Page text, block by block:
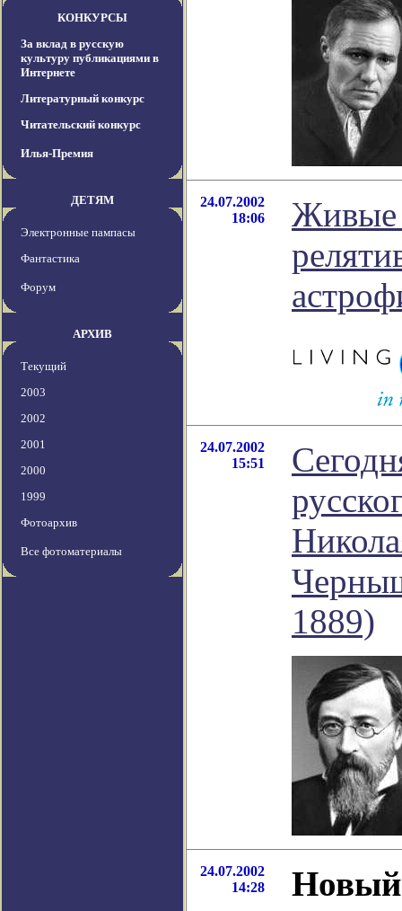
КОНКУРСЫ
За вклад в русскую
культуру публикациями в
Интернете
Литературный конкурс
Читательский конкурс
Илья-Премия
ДЕТЯМ
Электронные пампасы
Фантастика
Форум
АРХИВ
Текущий
2003
2002
2001
2000
1999
Фотоархив
Все фотоматериалы
24.07.2002
18:06
Живые
24.07.2002
15:51
1889)
24.07.2002
14:28
Новый